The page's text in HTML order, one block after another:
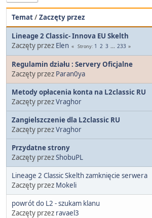
Temat/Zaczęty przez
Lineage 2 Classic- Innova EU Skelth
Zaczęty przez Elen Strony 1 2 3 ... 233
Regulamin działu : Servery Oficjalne
Zaczęty przez Paran0ya
Metody opłacenia konta na L2classic RU
Zaczęty przezVraghor
Zangielszczenie dla L2classic RU
Zaczęty przezVraghor
Przydatne strony
Zaczęty przezShobuPL
Lineage 2 Classic Skelth zamknięcie serwera
Zaczęty przez Mokeli
powrót do L2 - szukam klanu
Zaczęty przez ravael3